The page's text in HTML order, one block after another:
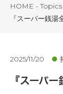
HOME -Topics
『スーパー銭
2025/11/20
『スーパ